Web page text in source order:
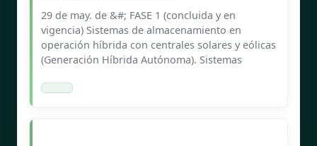
29 de may. de &#; FASE 1 (concluida y en
vigencia) Sistemas de almacenamiento en
operación híbrida con centrales solares y eólicas
(Generación Híbrida Autónoma). Sistemas